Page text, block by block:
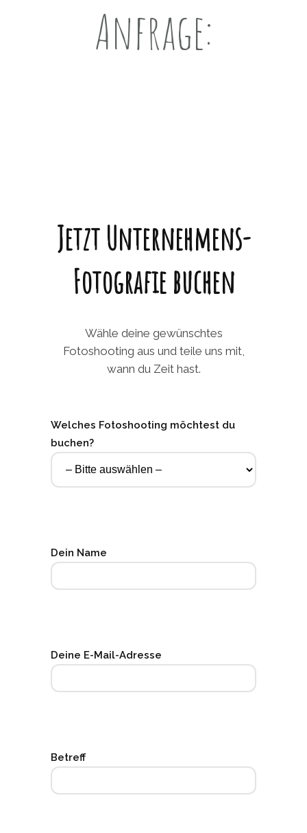
Anfrage:
Jetzt Unternehmens-
Fotografie buchen
Wähle deine gewünschtes
Fotoshooting aus und teile uns mit,
wann du Zeit hast.
Welches Fotoshooting möchtest du
buchen?
Dein Name
Deine E-Mail-Adresse
Betreff